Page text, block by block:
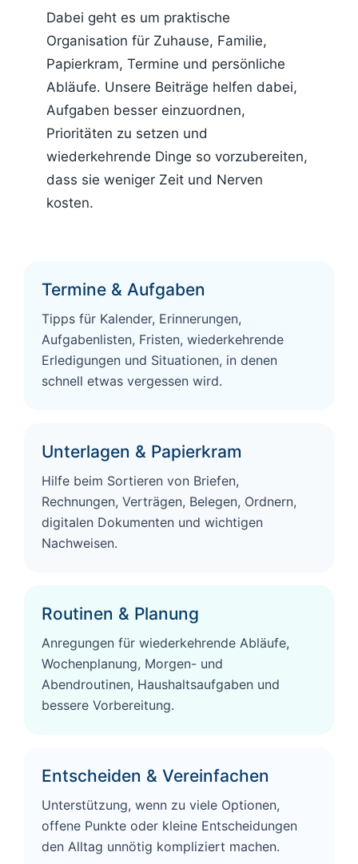
Dabei geht es um praktische
Organisation für Zuhause, Familie,
Papierkram, Termine und persönliche
Abläufe. Unsere Beiträge helfen dabei,
Aufgaben besser einzuordnen,
Prioritäten zu setzen und
wiederkehrende Dinge so vorzubereiten,
dass sie weniger Zeit und Nerven
kosten.
Termine & Aufgaben
Tipps für Kalender, Erinnerungen,
Aufgabenlisten, Fristen, wiederkehrende
Erledigungen und Situationen, in denen
schnell etwas vergessen wird.
Unterlagen & Papierkram
Hilfe beim Sortieren von Briefen,
Rechnungen, Verträgen, Belegen, Ordnern,
digitalen Dokumenten und wichtigen
Nachweisen.
Routinen & Planung
Anregungen für wiederkehrende Abläufe,
Wochenplanung, Morgen- und
Abendroutinen, Haushaltsaufgaben und
bessere Vorbereitung.
Entscheiden & Vereinfachen
Unterstützung, wenn zu viele Optionen,
offene Punkte oder kleine Entscheidungen
den Alltag unnötig kompliziert machen.